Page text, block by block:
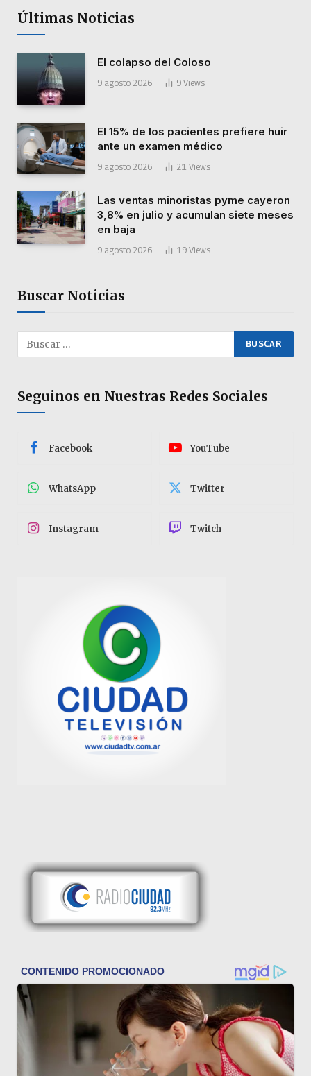
Últimas Noticias
El colapso del Coloso
9 agosto 2026 9 Views
El 15% de los pacientes prefiere huir
ante un examen médico
9 agosto 2026 21 Views
Las ventas minoristas pyme cayeron
3,8% en julio y acumulan siete meses
en baja
9 agosto 2026 19 Views
Buscar Noticias
Seguinos en Nuestras Redes Sociales
Facebook YouTube
WhatsApp Twitter
Instagram Twitch